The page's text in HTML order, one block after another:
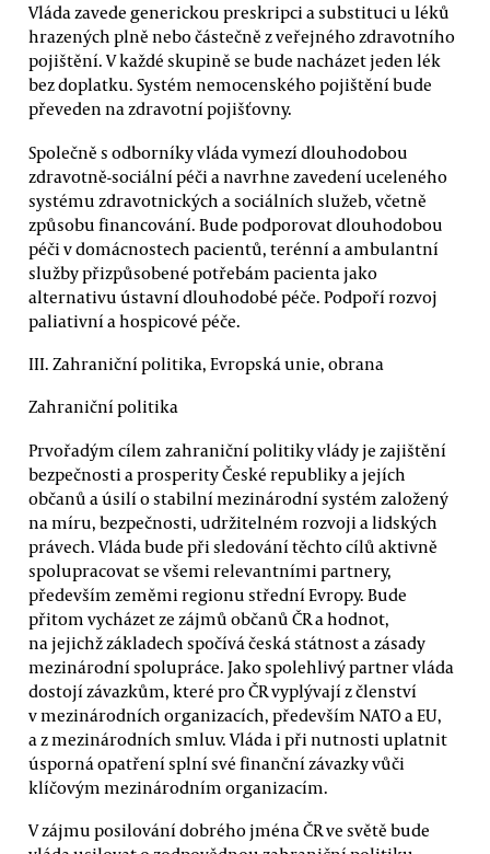
Vláda zavede generickou preskripci a substituci u léků
hrazených plně nebo částečně z veřejného zdravotního
pojištění. V každé skupině se bude nacházet jeden lék
bez doplatku. Systém nemocenského pojištění bude
převeden na zdravotní pojišťovny.
Společně s odborníky vláda vymezí dlouhodobou
zdravotně-sociální péči a navrhne zavedení uceleného
systému zdravotnických a sociálních služeb, včetně
způsobu financování. Bude podporovat dlouhodobou
péči v domácnostech pacientů, terénní a ambulantní
služby přizpůsobené potřebám pacienta jako
alternativu ústavní dlouhodobé péče. Podpoří rozvoj
paliativní a hospicové péče.
III. Zahraniční politika, Evropská unie, obrana
Zahraniční politika
Prvořadým cílem zahraniční politiky vlády je zajištění
bezpečnosti a prosperity České republiky a jejích
občanů a úsilí o stabilní mezinárodní systém založený
na míru, bezpečnosti, udržitelném rozvoji a lidských
právech. Vláda bude při sledování těchto cílů aktivně
spolupracovat se všemi relevantními partnery,
především zeměmi regionu střední Evropy. Bude
přitom vycházet ze zájmů občanů ČR a hodnot,
na jejichž základech spočívá česká státnost a zásady
mezinárodní spolupráce. Jako spolehlivý partner vláda
dostojí závazkům, které pro ČR vyplývají z členství
v mezinárodních organizacích, především NATO a EU,
a z mezinárodních smluv. Vláda i při nutnosti uplatnit
úsporná opatření splní své finanční závazky vůči
klíčovým mezinárodním organizacím.
V zájmu posilování dobrého jména ČR ve světě bude